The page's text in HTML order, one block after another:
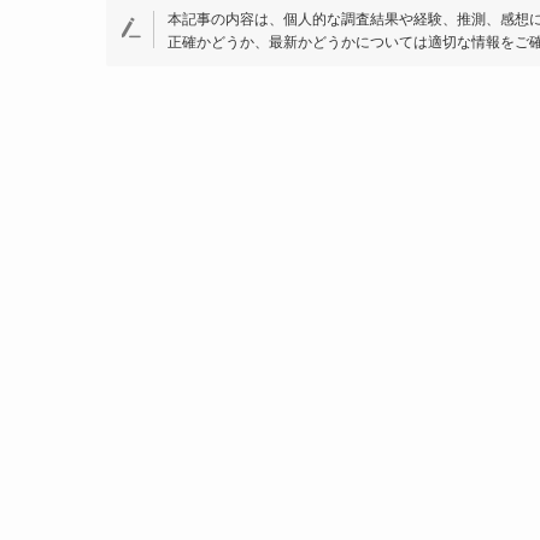
本記事の内容は、個人的な調査結果や経験、推測、感想
正確かどうか、最新かどうかについては適切な情報をご